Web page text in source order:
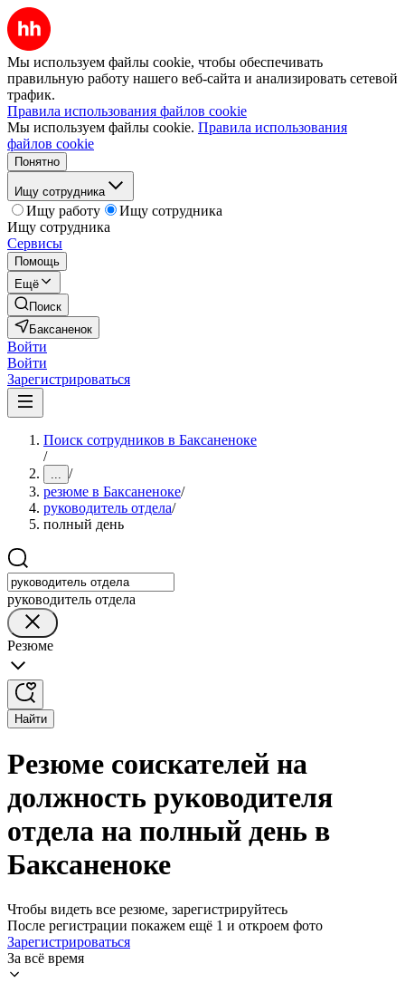
Мы используем файлы cookie, чтобы обеспечивать
правильную работу нашего веб-сайта и анализировать сетевой
трафик.
Правила использования файлов cookie
Мы используем файлы cookie. Правила использования
файлов cookie
Понятно
Ищу сотрудника
Ищу работу
Ищу сотрудника
Ищу сотрудника
Сервисы
Помощь
Ещё
Поиск
Баксаненок
Войти
Войти
Зарегистрироваться
Поиск сотрудников в Баксаненоке
/
... /
резюме в Баксаненоке/
руководитель отдела/
полный день
руководитель отдела
Резюме
Найти
Резюме соискателей на
должность руководителя
отдела на полный день в
Баксаненоке
Чтобы видеть все резюме, зарегистрируйтесь
После регистрации покажем ещё 1 и откроем фото
Зарегистрироваться
За всё время